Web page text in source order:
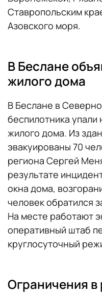
Ставропольским
Азовского моря.
В Беслане
жилого дома
В Беслане в
беспилотника
жилого дома. Из
эвакуированы 70
региона Сергей
результате
окна дома,
человек обратился
На месте работают
оперативный штаб
круглосуточный
Ограничения